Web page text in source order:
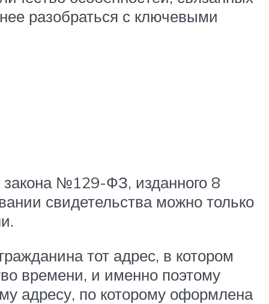
разобраться с ключевыми
закона №129-ФЗ, изданного 8
свидетельства можно только
тот адрес, в котором
времени, и именно поэтому
адресу, по которому оформлена